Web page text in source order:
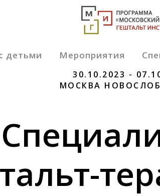
детьми Мероприятия
СПЕЦИАЛИЗАЦИЯ /
30.10.2023 -
МОСКВА